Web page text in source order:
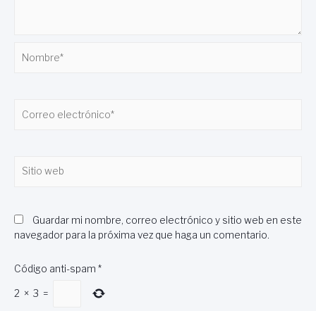
electrónico*
web
Guardar mi nombre, correo electrónico y sitio web en este
navegador para la próxima vez que haga un comentario.
Código anti-spam *
2 × 3 =